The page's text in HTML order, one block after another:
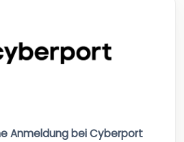
Anmeldung bei Cyberport